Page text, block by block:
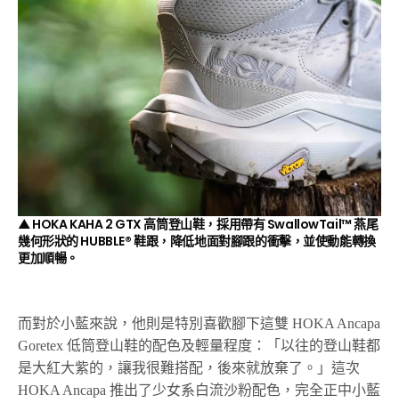
▲ HOKA KAHA 2 GTX 高筒登山鞋，採用帶有SwallowTail™燕尾
幾何形狀的HUBBLE®鞋跟，降低地面對腳跟的衝擊，並使動能轉換
更加順暢。
而對於小藍來說，他則是特別喜歡腳下這雙 HOKA Ancapa
Goretex 低筒登山鞋的配色及輕量程度：「以往的登山鞋都
是大紅大紫的，讓我很難搭配，後來就放棄了。」這次
HOKA Ancapa 推出了少女系白流沙粉配色，完全正中小藍